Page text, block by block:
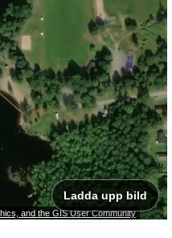
and the GIS User Community
Ladda upp bild